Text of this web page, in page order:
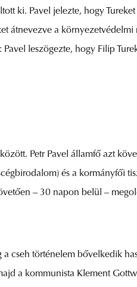
ki. Pavel jelezte, hogy
átnevezve a környezetvédelmi
leszögezte, hogy Filip
Petr Pavel államfő azt
és a kormányfői
– 30 napon belül –
cseh történelem bővelkedik
a kommunista Klement